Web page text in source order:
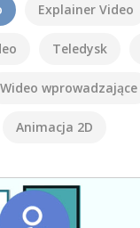
Explainer Video
Teledysk
Wideo wprowadzające
Animacja 2D